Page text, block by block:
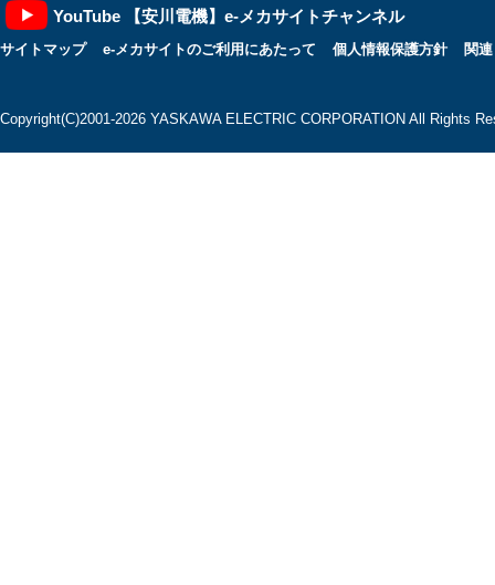
YouTube 【安川電機】e-メカサイトチャンネル
サイトマップ e-メカサイトのご利用にあたって 個人情報保護方針 関
Copyright(C)2001‐2026 YASKAWA ELECTRIC CORPORATION All Rights